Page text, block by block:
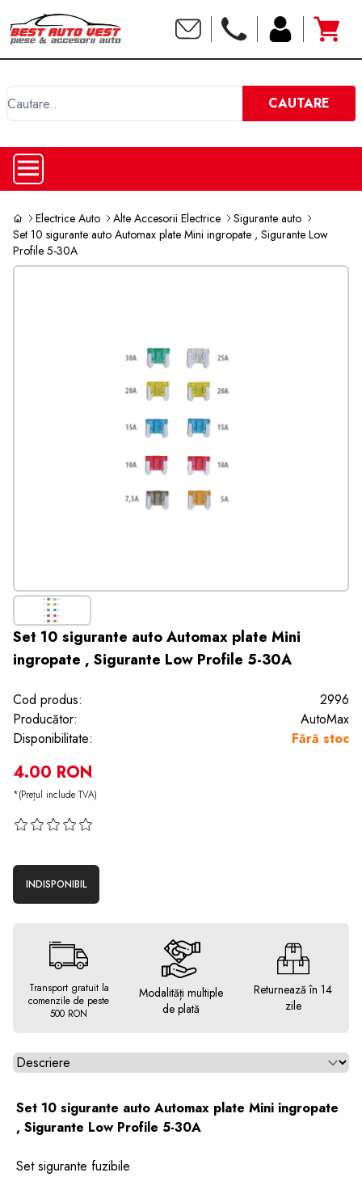
CAUTARE
Electrice Auto Alte Accesorii Electrice
Sigurante auto
Set 10 sigurante auto Automax plate Mini ingropate , Sigurante Low
Profile 5-30A
Set 10 sigurante auto Automax plate Mini
ingropate , Sigurante Low Profile 5-30A
Cod produs:
2996
Producător:
AutoMax
Disponibilitate:
Fără stoc
4.00 RON
*(Prețul include TVA)
INDISPONIBIL
Transport gratuit la
comenzile de peste
500 RON
Modalități multiple
de plată
Returnează în 14
zile
Alegeti tab
Set 10 sigurante auto Automax plate Mini ingropate
, Sigurante Low Profile 5-30A
Set sigurante fuzibile